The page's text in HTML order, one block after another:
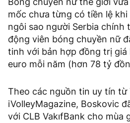
mốc chưa từng có tiền lệ khi
ngôi sao người Serbia
động viên bóng chuyền nữ
tinh với bản hợp đồng trị giá
euro mỗi năm (hơn 78 tỷ
Theo các nguồn tin uy tín từ
iVolleyMagazine, Boskovic
với CLB VakıfBank cho mùa